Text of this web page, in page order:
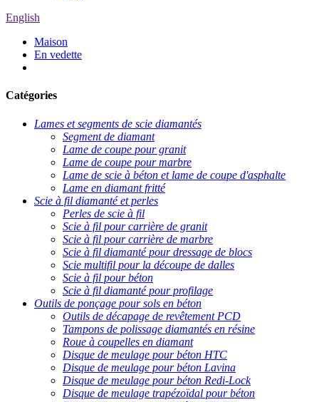
English
Maison
En vedette
Catégories
Lames et segments de scie diamantés
Segment de diamant
Lame de coupe pour granit
Lame de coupe pour marbre
Lame de scie à béton et lame de coupe d'asphalte
Lame en diamant fritté
Scie à fil diamanté et perles
Perles de scie à fil
Scie à fil pour carrière de granit
Scie à fil pour carrière de marbre
Scie à fil diamanté pour dressage de blocs
Scie multifil pour la découpe de dalles
Scie à fil pour béton
Scie à fil diamanté pour profilage
Outils de ponçage pour sols en béton
Outils de décapage de revêtement PCD
Tampons de polissage diamantés en résine
Roue à coupelles en diamant
Disque de meulage pour béton HTC
Disque de meulage pour béton Lavina
Disque de meulage pour béton Redi-Lock
Disque de meulage trapézoïdal pour béton